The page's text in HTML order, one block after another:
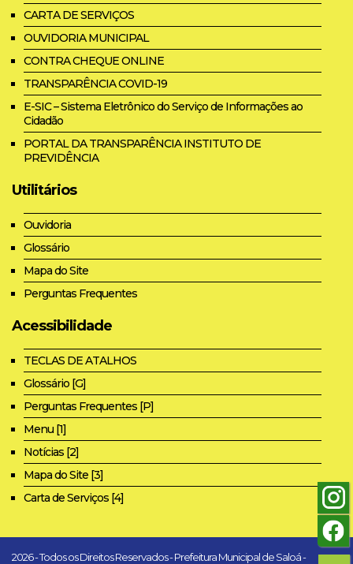
CARTA DE SERVIÇOS
OUVIDORIA MUNICIPAL
CONTRA CHEQUE ONLINE
TRANSPARÊNCIA COVID-19
E-SIC – Sistema Eletrônico do Serviço de Informações ao
Cidadão
PORTAL DA TRANSPARÊNCIA INSTITUTO DE
PREVIDÊNCIA
Utilitários
Ouvidoria
Glossário
Mapa do Site
Perguntas Frequentes
Acessibilidade
TECLAS DE ATALHOS
Glossário [G]
Perguntas Frequentes [P]
Menu [1]
Notícias [2]
Mapa do Site [3]
Carta de Serviços [4]
2026 - Todos os Direitos Reservados - Prefeitura Municipal de Saloá -